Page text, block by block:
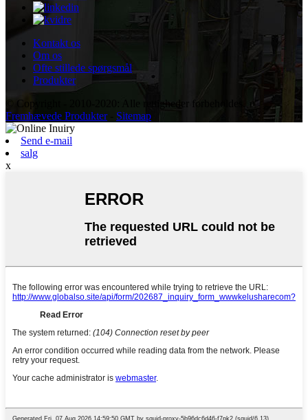
Kontakt os
Om os
Ofte stillede spørgsmål
Produkter
© Copyright - 2010-2020: Alle rettigheder forbeholdes.
Fremhævede Produkter- Sitemap
Send e-mail
salg
x